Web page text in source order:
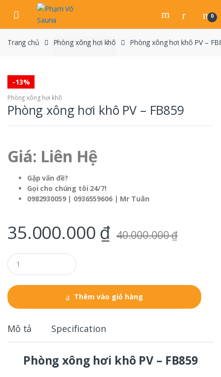
navigation
content
0
Trang chủ Phòng xông hơi khô Phòng xông hơi khô PV –
-13%
Phòng xông hơi khô
Phòng xông hơi khô PV – FB859
Giá: Liên Hệ
Gặp vấn đề?
Gọi cho chúng tôi 24/7!
0982930059 | 0936559606 | Mr Tuân
35.000.000 ₫ 40.000.000₫
Q
u
a
t
i
Thêm vào giỏ hàng
Mô tả Specification
Phòng xông hơi khô PV – FB859